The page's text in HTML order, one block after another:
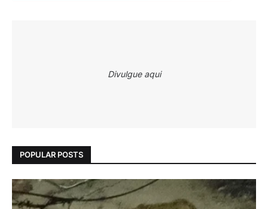
Divulgue aqui
POPULAR POSTS